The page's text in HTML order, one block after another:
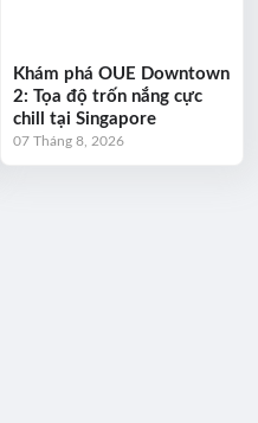
Khám phá OUE Downtown
2: Tọa độ trốn nắng cực
chill tại Singapore
07 Tháng 8, 2026